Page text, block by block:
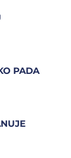
PADA